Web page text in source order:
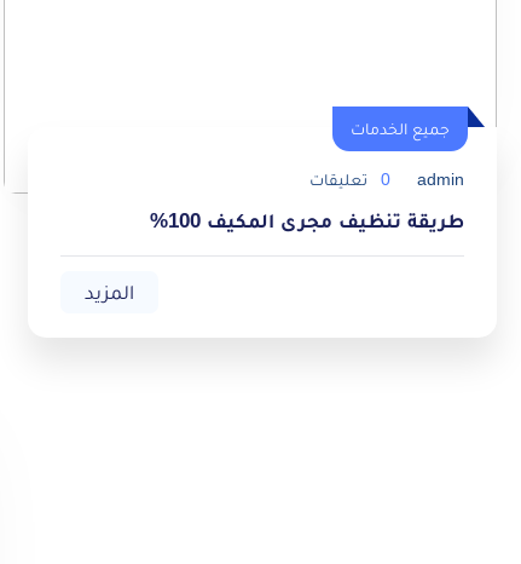
جميع الخدمات
admin
0 تعليقات
طريقة تنظيف مجرى المكيف 100%
المزيد